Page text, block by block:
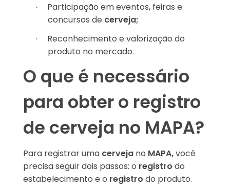
·
Participação em eventos, feiras e
concursos de cerveja;
·
Reconhecimento e valorização do
produto no mercado.
O que é necessário
para obter o registro
de cerveja no MAPA?
Para registrar uma cerveja no MAPA,você
precisa seguir dois passos: o registro do
estabelecimento e o registro do produto.